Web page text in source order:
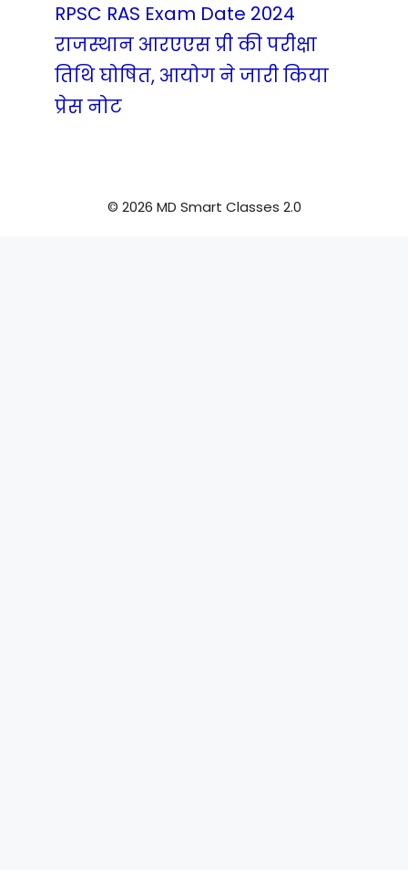
RPSC RAS Exam Date 2024
राजस्थान आरएएस प्री की परीक्षा
तिथि घोषित, आयोग ने जारी किया
प्रेस नोट
© 2026 MD Smart Classes 2.0